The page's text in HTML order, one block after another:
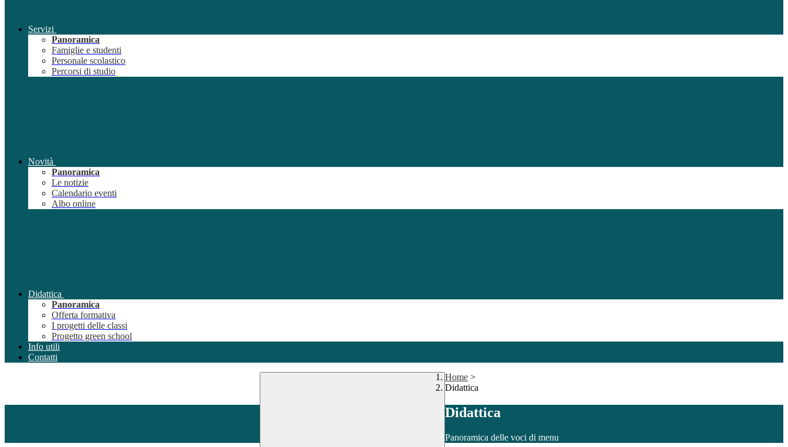
Servizi
Panoramica
Famiglie e studenti
Personale scolastico
Percorsi di studio
Novità
Panoramica
Le notizie
Calendario eventi
Albo online
Didattica
Panoramica
Offerta formativa
I progetti delle classi
Progetto green school
Info utili
Contatti
Home >
Didattica
Didattica
Panoramica delle voci di menu